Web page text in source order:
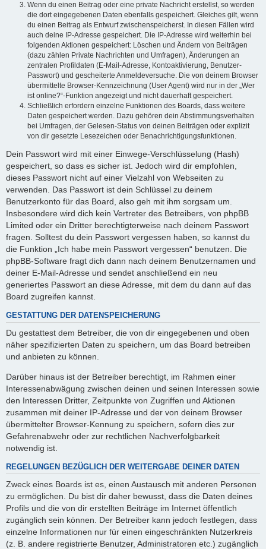
Wenn du einen Beitrag oder eine private Nachricht erstellst, so werden
die dort eingegebenen Daten ebenfalls gespeichert. Gleiches gilt, wenn
du einen Beitrag als Entwurf zwischenspeicherst. In diesen Fällen wird
auch deine IP-Adresse gespeichert. Die IP-Adresse wird weiterhin bei
folgenden Aktionen gespeichert: Löschen und Ändern von Beiträgen
(dazu zählen Private Nachrichten und Umfragen), Änderungen an
zentralen Profildaten (E-Mail-Adresse, Kontoaktivierung, Benutzer-
Passwort) und gescheiterte Anmeldeversuche. Die von deinem Browser
übermittelte Browser-Kennzeichnung (User Agent) wird nur in der „Wer
ist online?“-Funktion angezeigt und nicht dauerhaft gespeichert.
Schließlich erfordern einzelne Funktionen des Boards, dass weitere
Daten gespeichert werden. Dazu gehören dein Abstimmungsverhalten
bei Umfragen, der Gelesen-Status von deinen Beiträgen oder explizit
von dir gesetzte Lesezeichen oder Benachrichtigungsfunktionen.
Dein Passwort wird mit einer Einwege-Verschlüsselung (Hash)
gespeichert, so dass es sicher ist. Jedoch wird dir empfohlen,
dieses Passwort nicht auf einer Vielzahl von Webseiten zu
verwenden. Das Passwort ist dein Schlüssel zu deinem
Benutzerkonto für das Board, also geh mit ihm sorgsam um.
Insbesondere wird dich kein Vertreter des Betreibers, von phpBB
Limited oder ein Dritter berechtigterweise nach deinem Passwort
fragen. Solltest du dein Passwort vergessen haben, so kannst du
die Funktion „Ich habe mein Passwort vergessen“ benutzen. Die
phpBB-Software fragt dich dann nach deinem Benutzernamen und
deiner E-Mail-Adresse und sendet anschließend ein neu
generiertes Passwort an diese Adresse, mit dem du dann auf das
Board zugreifen kannst.
GESTATTUNG DER DATENSPEICHERUNG
Du gestattest dem Betreiber, die von dir eingegebenen und oben
näher spezifizierten Daten zu speichern, um das Board betreiben
und anbieten zu können.
Darüber hinaus ist der Betreiber berechtigt, im Rahmen einer
Interessenabwägung zwischen deinen und seinen Interessen sowie
den Interessen Dritter, Zeitpunkte von Zugriffen und Aktionen
zusammen mit deiner IP-Adresse und der von deinem Browser
übermittelter Browser-Kennung zu speichern, sofern dies zur
Gefahrenabwehr oder zur rechtlichen Nachverfolgbarkeit
notwendig ist.
REGELUNGEN BEZÜGLICH DER WEITERGABE DEINER DATEN
Zweck eines Boards ist es, einen Austausch mit anderen Personen
zu ermöglichen. Du bist dir daher bewusst, dass die Daten deines
Profils und die von dir erstellten Beiträge im Internet öffentlich
zugänglich sein können. Der Betreiber kann jedoch festlegen, dass
einzelne Informationen nur für einen eingeschränkten Nutzerkreis
(z. B. andere registrierte Benutzer, Administratoren etc.) zugänglich